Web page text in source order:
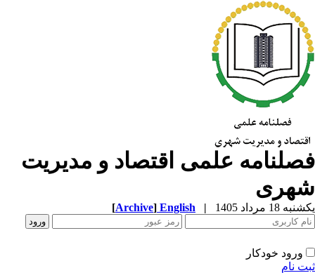
علمی اقتصاد و مدیریت
18 مرداد 1405 |
English
[Archive]
ورود خودکار
نام